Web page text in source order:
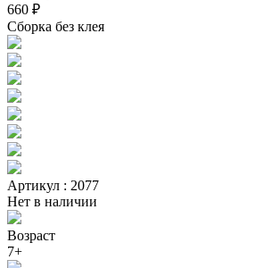
660 ₽
Сборка без клея
Артикул : 2077
Нет в наличии
Возраст
7+